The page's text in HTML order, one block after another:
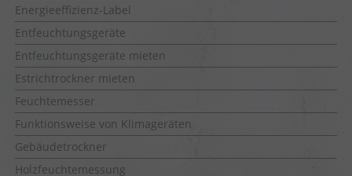
Energieeffizienz-Label
Entfeuchtungsgeräte
Entfeuchtungsgeräte mieten
Estrichtrockner mieten
Feuchtemesser
Funktionsweise von Klimageräten
Gebäudetrockner
Holzfeuchtemessung